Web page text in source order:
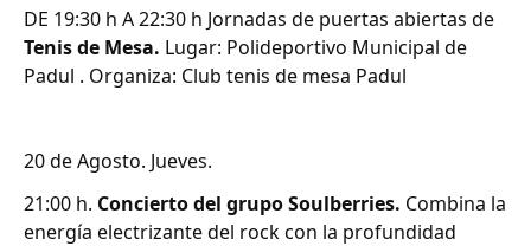
DE 19:30 h A 22:30 h Jornadas de puertas abiertas de
Tenis de Mesa. Lugar: Polideportivo Municipal de
Padul . Organiza: Club tenis de mesa Padul
20 de Agosto. Jueves.
21:00 h. Concierto del grupo Soulberries. Combina la
energía electrizante del rock con la profundidad